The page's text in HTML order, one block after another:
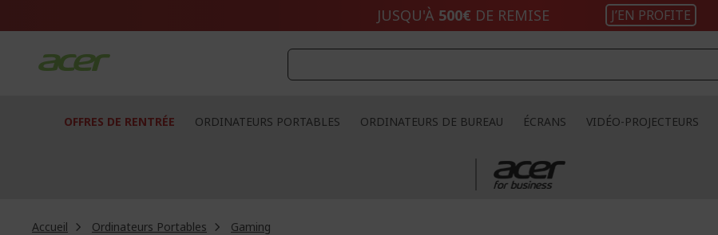
JUSQU'À 500€ DE REMISE J’EN PROFITE
OFFRES DE RENTRÉE ORDINATEURS PORTABLES ORDINATEURS DE BUREAU ÉCRANS VIDÉO-PROJECTEURS
Accueil Ordinateurs Portables
Gaming